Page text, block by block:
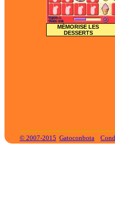
MÉMORISE LES
DESSERTS
© 2007-2015 Gatoconbota